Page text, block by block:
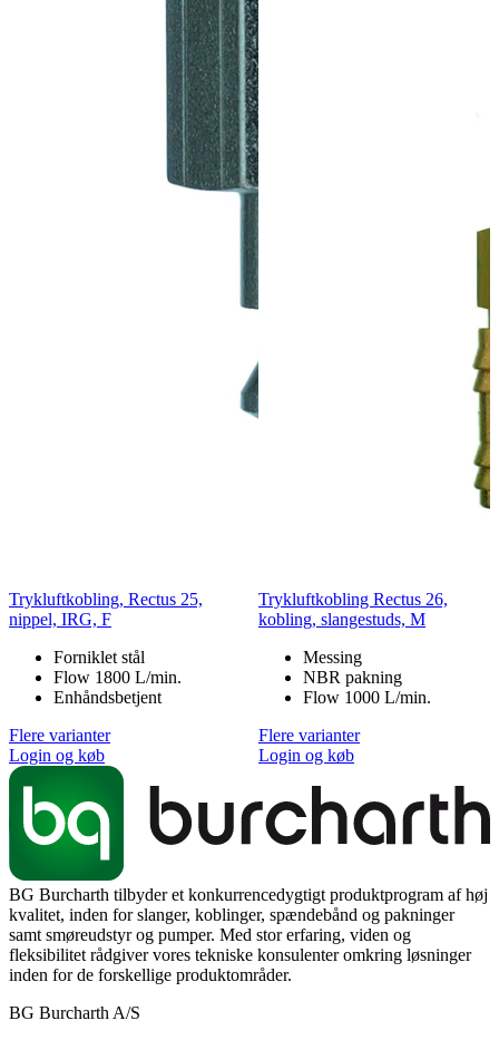
Trykluftkobling, Rectus 25,
nippel, IRG, F
Forniklet stål
Flow 1800 L/min.
Enhåndsbetjent
Flere varianter
Login og køb
Trykluftkobling Rectus 26,
kobling, slangestuds, M
Messing
NBR pakning
Flow 1000 L/min.
Flere varianter
Login og køb
BG Burcharth tilbyder et konkurrencedygtigt produktprogram af høj
kvalitet, inden for slanger, koblinger, spændebånd og pakninger
samt smøreudstyr og pumper. Med stor erfaring, viden og
fleksibilitet rådgiver vores tekniske konsulenter omkring løsninger
inden for de forskellige produktområder.
BG Burcharth A/S